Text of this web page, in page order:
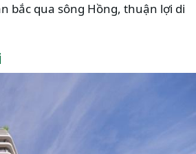
bắc qua sông Hồng, thuận lợi di